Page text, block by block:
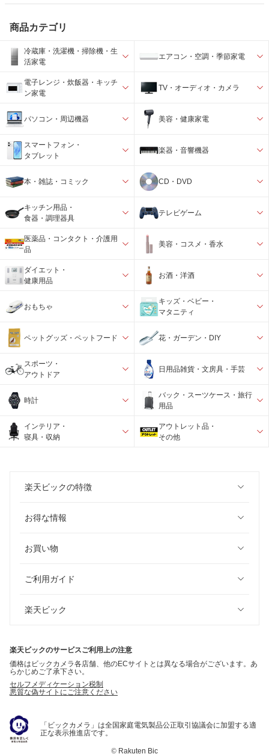
商品カテゴリ
冷蔵庫・洗濯機・掃除機・生
活家電
エアコン・空調・季節家電
電子レンジ・炊飯器・キッチ
ン家電
TV・オーディオ・カメラ
パソコン・周辺機器 美容・健康家電
スマートフォン・
タブレット
楽器・音響機器
本・雑誌・コミック CD・DVD
キッチン用品・
食器・調理器具
テレビゲーム
医薬品・コンタクト・介護用
品
美容・コスメ・香水
ダイエット・
健康用品
お酒・洋酒
おもちゃ
キッズ・ベビー・
マタニティ
ペットグッズ・ペットフード 花・ガーデン・DIY
スポーツ・
アウトドア
日用品雑貨・文房具・手芸
時計
バック・スーツケース・旅行
用品
インテリア・
寝具・収納
アウトレット品・
その他
楽天ビックの特徴
お得な情報
お買い物
ご利用ガイド
楽天ビック
楽天ビックのサービスご利用上の注意
価格はビックカメラ各店舗、他のECサイトとは異なる場合がございます。あ
らかじめご了承下さい。
セルフメディケーション税制
悪質な偽サイトにご注意ください
「ビックカメラ」は全国家庭電気製品公正取引協議会に加盟する適
正な表示推進店です。
© Rakuten Bic